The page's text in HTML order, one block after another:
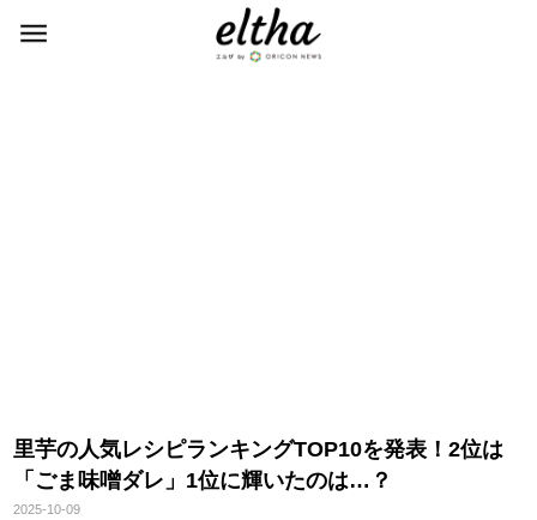
里芋の人気レシピランキングTOP10を発表！2位は
「ごま味噌ダレ」1位に輝いたのは…？
2025-10-09